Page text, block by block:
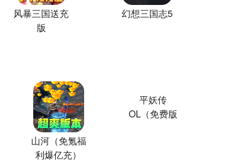
风暴三国送充
版
幻想三国志5
山河（免氪福
利爆亿充）
平妖传
OL（免费版